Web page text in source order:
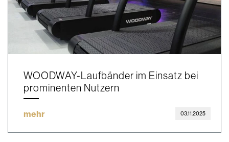
WOODWAY-Laufbänder im Einsatz bei
prominenten Nutzern
mehr 03.11.2025